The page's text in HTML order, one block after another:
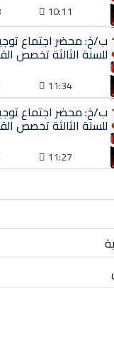
10:11
ب/خ: محضر اجتماع
للسنة الثالثة تخصص
11:34
ب/خ: محضر اجتماع
للسنة الثالثة تخصص
11:27